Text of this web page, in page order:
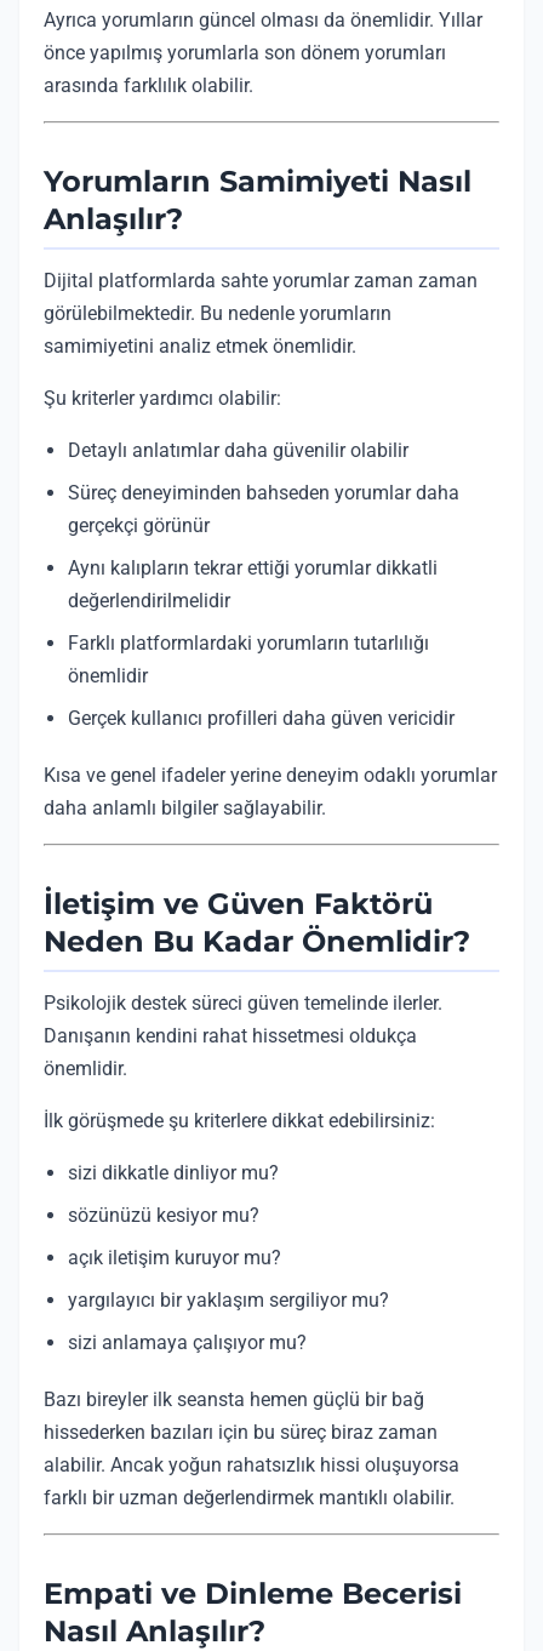
Ayrıca yorumların güncel olması da önemlidir. Yıllar
önce yapılmış yorumlarla son dönem yorumları
arasında farklılık olabilir.
Yorumların Samimiyeti Nasıl
Anlaşılır?
Dijital platformlarda sahte yorumlar zaman zaman
görülebilmektedir. Bu nedenle yorumların
samimiyetini analiz etmek önemlidir.
Şu kriterler yardımcı olabilir:
Detaylı anlatımlar daha güvenilir olabilir
Süreç deneyiminden bahseden yorumlar daha
gerçekçi görünür
Aynı kalıpların tekrar ettiği yorumlar dikkatli
değerlendirilmelidir
Farklı platformlardaki yorumların tutarlılığı
önemlidir
Gerçek kullanıcı profilleri daha güven vericidir
Kısa ve genel ifadeler yerine deneyim odaklı yorumlar
daha anlamlı bilgiler sağlayabilir.
İletişim ve Güven Faktörü
Neden Bu Kadar Önemlidir?
Psikolojik destek süreci güven temelinde ilerler.
Danışanın kendini rahat hissetmesi oldukça
önemlidir.
İlk görüşmede şu kriterlere dikkat edebilirsiniz:
sizi dikkatle dinliyor mu?
sözünüzü kesiyor mu?
açık iletişim kuruyor mu?
yargılayıcı bir yaklaşım sergiliyor mu?
sizi anlamaya çalışıyor mu?
Bazı bireyler ilk seansta hemen güçlü bir bağ
hissederken bazıları için bu süreç biraz zaman
alabilir. Ancak yoğun rahatsızlık hissi oluşuyorsa
farklı bir uzman değerlendirmek mantıklı olabilir.
Empati ve Dinleme Becerisi
Nasıl Anlaşılır?